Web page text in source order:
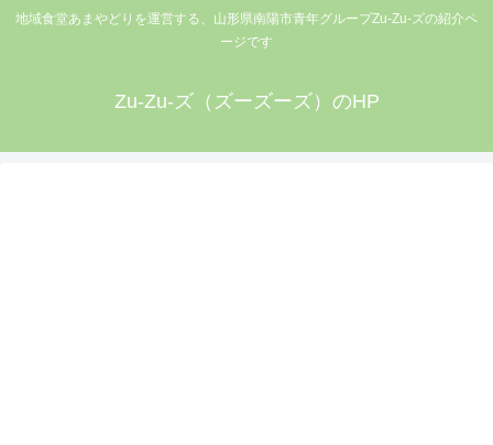
地域食堂あまやどりを運営する、山形県南陽市青年グループZu-Zu-ズの紹介ペ
ージです
Zu-Zu-ズ（ズーズーズ）のHP